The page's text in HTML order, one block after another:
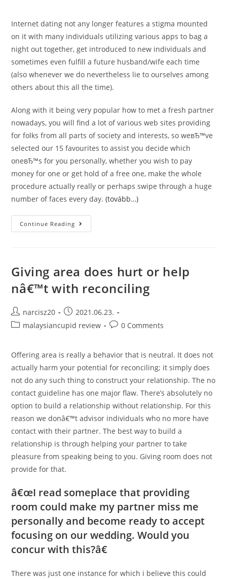
Per
Conferire
Sentenza
Internet dating not any longer features a stigma mounted
on it with many individuals utilizing various apps to bag a
night out together, get introduced to new individuals and
sometimes even fulfill a future husband/wife each time
(also whenever we do nevertheless lie to ourselves among
others about this all the time).
Along with it being very popular how to met a fresh partner
nowadays, you will find a lot of various web sites providing
for folks from all parts of society and interests, so weвЂ™ve
selected our 15 favourites to assist you decide which
oneвЂ™s for you personally, whether you wish to pay
money for one or get hold of a free one, make the whole
procedure actually really or perhaps swipe through a huge
number of faces every day.(tovább…)
Continue Reading 14
Best
Happn,
EHarmony.
Will
Depend
On
Which
YouвЂ™re
To
Giving area does hurt or help
nâ€™t with reconciling
Post
author:
narcisz20
Post
published:
2021.06.23.
Postmalaysiancupid review
Post0 Comments
Offering area is really a behavior that is neutral. It does not
actually harm your potential for reconciling; it simply does
not do any such thing to construct your relationship. The no
contact guideline has one major flaw. There’s absolutely no
option to build a relationship without relationship. For this
reason we donâ€™t advisor individuals who no more have
contact with their partner. The best way to build a
relationship is through helping your partner to take
pleasure from speaking being to you. Giving room does not
provide for that.
â€œI read someplace that providing
room could make my partner miss me
personally and become ready to accept
focusing on our wedding. Would you
concur with this?â€
There was just one instance for which i believe this could